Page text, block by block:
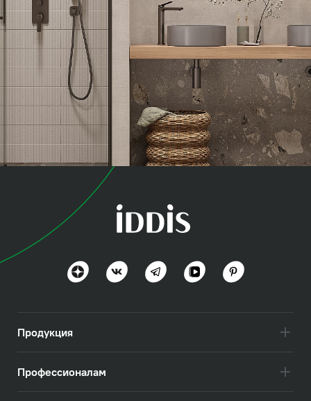
Паркер (Parker)
Продукция
Профессионалам